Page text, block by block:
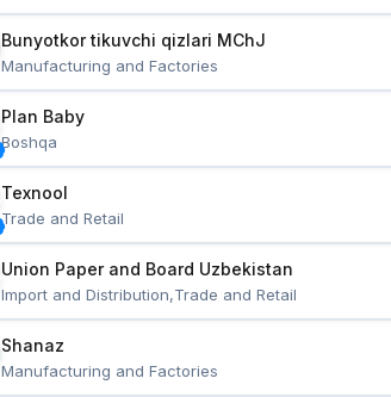
Manufacturing and Factories
Plan Baby
Boshqa
Texnool
Trade and Retail
Union Paper and Board Uzbekistan
Import and Distribution,Trade and Retail
Shanaz
Manufacturing and Factories